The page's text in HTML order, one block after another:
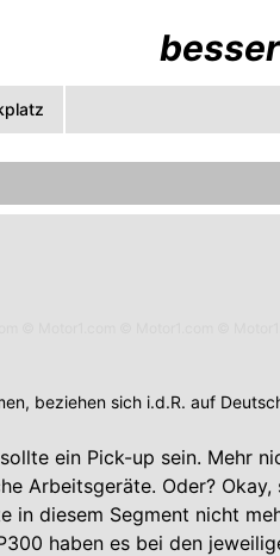
beziehen sich i.d.R. auf
ein Pick-up sein. Mehr
Arbeitsgeräte. Oder? Okay,
in diesem Segment nicht
haben es bei den